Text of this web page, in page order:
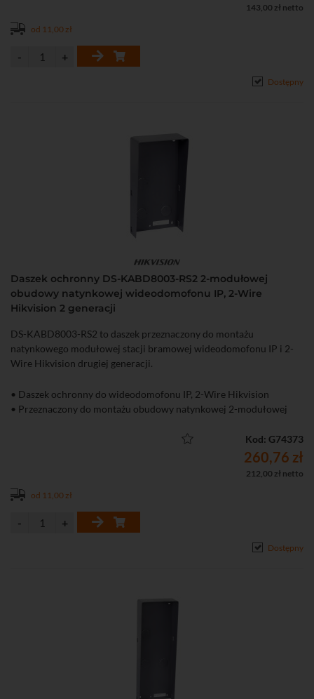
143,00 zł netto
od 11,00 zł
Dostępny
Daszek ochronny DS-KABD8003-RS2 2-modułowej
obudowy natynkowej wideodomofonu IP, 2-Wire
Hikvision 2 generacji
DS-KABD8003-RS2 to daszek przeznaczony do montażu
natynkowego modułowej stacji bramowej wideodomofonu IP i 2-
Wire Hikvision drugiej generacji.
• Daszek ochronny do wideodomofonu IP, 2-Wire Hikvision
• Przeznaczony do montażu obudowy natynkowej 2-modułowej
Kod: G74373
260,76 zł
212,00 zł netto
od 11,00 zł
Dostępny